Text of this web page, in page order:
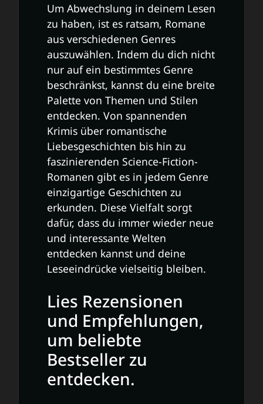
Um Abwechslung in deinem Lesen
zu haben, ist es ratsam, Romane
aus verschiedenen Genres
auszuwählen. Indem du dich nicht
nur auf ein bestimmtes Genre
beschränkst, kannst du eine breite
Palette von Themen und Stilen
entdecken. Von spannenden
Krimis über romantische
Liebesgeschichten bis hin zu
faszinierenden Science-Fiction-
Romanen gibt es in jedem Genre
einzigartige Geschichten zu
erkunden. Diese Vielfalt sorgt
dafür, dass du immer wieder neue
und interessante Welten
entdecken kannst und deine
Leseeindrücke vielseitig bleiben.
Lies Rezensionen
und Empfehlungen,
um beliebte
Bestseller zu
entdecken.